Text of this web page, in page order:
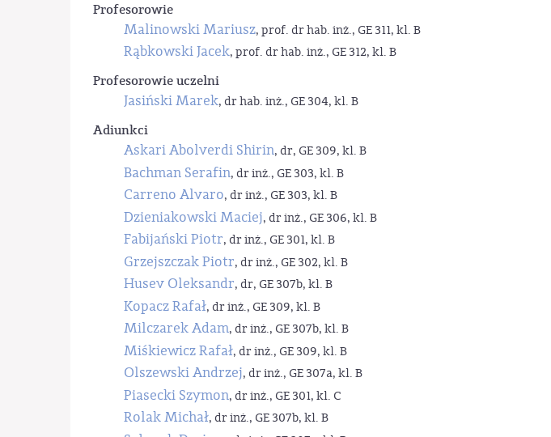
Profesorowie
Malinowski Mariusz, prof. dr hab. inż., GE 311, kl. B
Rąbkowski Jacek, prof. dr hab. inż., GE 312, kl. B
Profesorowie uczelni
Jasiński Marek, dr hab. inż., GE 304, kl. B
Adiunkci
Askari Abolverdi Shirin, dr, GE 309, kl. B
Bachman Serafin, dr inż., GE 303, kl. B
Carreno Alvaro, dr inż., GE 303, kl. B
Dzieniakowski Maciej, dr inż., GE 306, kl. B
Fabijański Piotr, dr inż., GE 301, kl. B
Grzejszczak Piotr, dr inż., GE 302, kl. B
Husev Oleksandr, dr, GE 307b, kl. B
Kopacz Rafał, dr inż., GE 309, kl. B
Milczarek Adam, dr inż., GE 307b, kl. B
Miśkiewicz Rafał, dr inż., GE 309, kl. B
Olszewski Andrzej, dr inż., GE 307a, kl. B
Piasecki Szymon, dr inż., GE 301, kl. C
Rolak Michał, dr inż., GE 307b, kl. B